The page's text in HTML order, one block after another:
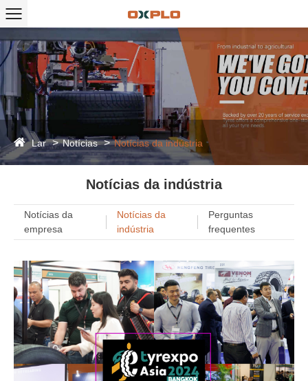
Lar Notícias Notícias da indústria
Notícias da indústria
Notícias da
empresa
Notícias da
indústria
Perguntas
frequentes